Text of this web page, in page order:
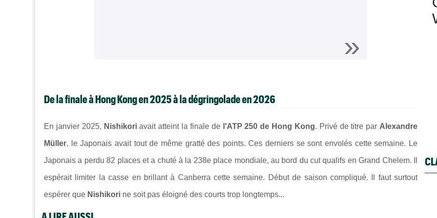
De la finale à Hong Kong en 2025 à la dégringolade en 2026
En janvier 2025, Nishikoriavait atteint la finale de l'ATP 250 de Hong Kong. Privé de titre par Alexandre
Müller, le Japonais avait tout de même gratté des points. Ces derniers se sont envolés cette semaine. Le
Japonais a perdu 82 places et a chuté à la 238e place mondiale, au bord du cut qualifs en Grand Chelem. Il
espérait limiter la casse en brillant à Canberra cette semaine. Début de saison compliqué. Il faut surtout
espérer que Nishikori ne soit pas éloigné des courts trop longtemps...